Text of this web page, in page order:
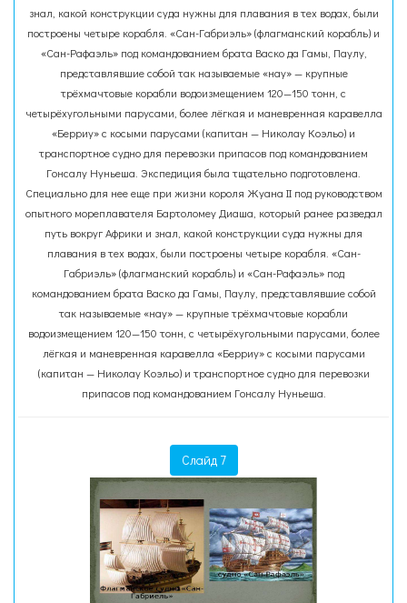
знал, какой конструкции суда нужны для плавания в тех водах, были
построены четыре корабля. «Сан-Габриэль» (флагманский корабль) и
«Сан-Рафаэль» под командованием брата Васко да Гамы, Паулу,
представлявшие собой так называемые «нау» — крупные
трёхмачтовые корабли водоизмещением 120—150 тонн, с
четырёхугольными парусами, более лёгкая и маневренная каравелла
«Берриу» с косыми парусами (капитан — Николау Коэльо) и
транспортное судно для перевозки припасов под командованием
Гонсалу Нуньеша. Экспедиция была тщательно подготовлена.
Специально для нее еще при жизни короля Жуана II под руководством
опытного мореплавателя Бартоломеу Диаша, который ранее разведал
путь вокруг Африки и знал, какой конструкции суда нужны для
плавания в тех водах, были построены четыре корабля. «Сан-
Габриэль» (флагманский корабль) и «Сан-Рафаэль» под
командованием брата Васко да Гамы, Паулу, представлявшие собой
так называемые «нау» — крупные трёхмачтовые корабли
водоизмещением 120—150 тонн, с четырёхугольными парусами, более
лёгкая и маневренная каравелла «Берриу» с косыми парусами
(капитан — Николау Коэльо) и транспортное судно для перевозки
припасов под командованием Гонсалу Нуньеша.
Слайд 7